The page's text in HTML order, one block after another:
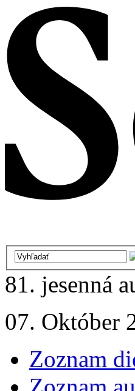
81. jesenná
07. Október
Zoznam